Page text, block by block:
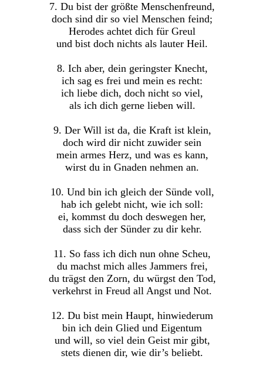
7. Du bist der größte Menschenfreund,
doch sind dir so viel Menschen feind;
Herodes achtet dich für Greul
und bist doch nichts als lauter Heil.
8. Ich aber, dein geringster Knecht,
ich sag es frei und mein es recht:
ich liebe dich, doch nicht so viel,
als ich dich gerne lieben will.
9. Der Will ist da, die Kraft ist klein,
doch wird dir nicht zuwider sein
mein armes Herz, und was es kann,
wirst du in Gnaden nehmen an.
10. Und bin ich gleich der Sünde voll,
hab ich gelebt nicht, wie ich soll:
ei, kommst du doch deswegen her,
dass sich der Sünder zu dir kehr.
11. So fass ich dich nun ohne Scheu,
du machst mich alles Jammers frei,
du trägst den Zorn, du würgst den Tod,
verkehrst in Freud all Angst und Not.
12. Du bist mein Haupt, hinwiederum
bin ich dein Glied und Eigentum
und will, so viel dein Geist mir gibt,
stets dienen dir, wie dir’s beliebt.